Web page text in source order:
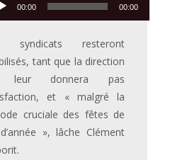
00:00 00:00
syndicats resteront
tant que la direction
leur donnera pas
et « malgré la
cruciale des fêtes de
», lâche Clément